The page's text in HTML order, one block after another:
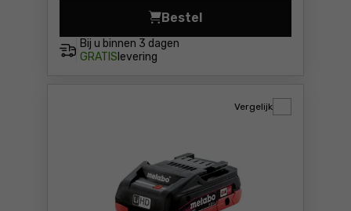
Bij u binnen 3 dagen
GRATIS levering
Bestel
Accu 18V/5,2Ah, Li-Power
Vergelijk